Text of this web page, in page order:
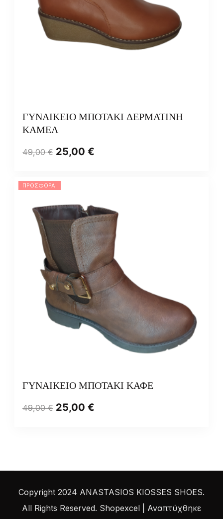
ΓΥΝΑΙΚΕΙΟ ΜΠΟΤΑΚΙ ΔΕΡΜΑΤΙΝΗ
ΚΑΜΕΛ
49,00€ 25,00 €
ΠΡΟΣΦΟΡΆ!
ΓΥΝΑΙΚΕΙΟ ΜΠΟΤΑΚΙ ΚΑΦΕ
49,00€ 25,00 €
Copyright 2024 ANASTASIOS KIOSSES SHOES.
All Rights Reserved. Shopexcel | Αναπτύχθηκε